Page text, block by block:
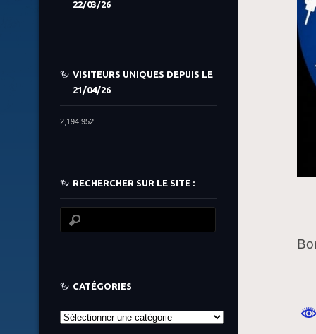
22/03/26
VISITEURS UNIQUES DEPUIS LE
21/04/26
2,194,952
RECHERCHER SUR LE SITE :
CATÉGORIES
Catégories